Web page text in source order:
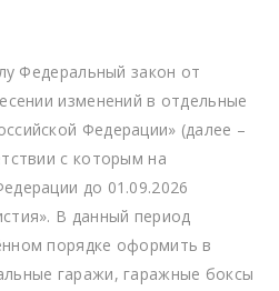
Федеральный закон от
изменений в отдельные
Федерации» (далее –
с которым на
до 01.09.2026
В данный период
порядке оформить в
гаражи, гаражные боксы